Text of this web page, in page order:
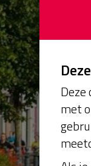
met